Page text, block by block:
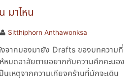
มาไหน
Sitthiphorn Anthawonksa
จากมองมายัง Drafts ของบทความที่
หมดอาลัยตายอยากกับความคึกคะนอง
เหตุจากความเกียจคร้านที่มักจะเดิน